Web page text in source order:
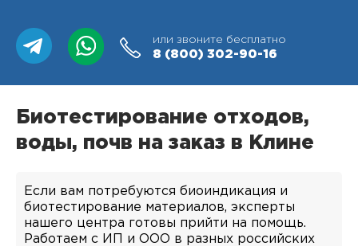
или звоните бесплатно
8 (800) 302-90-16
Биотестирование отходов,
воды, почв на заказ в Клине
Если вам потребуются биоиндикация и
биотестирование материалов, эксперты
нашего центра готовы прийти на помощь.
Работаем с ИП и ООО в разных российских